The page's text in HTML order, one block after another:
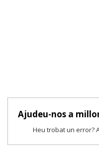
Ajudeu-nos a
Heu trobat un error?